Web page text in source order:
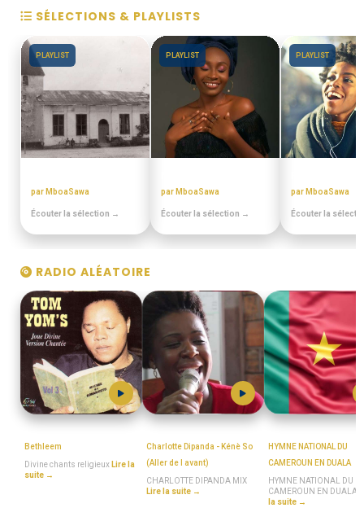
SÉLECTIONS & PLAYLISTS
PLAYLIST
par MboaSawa
Écouter la sélection →
PLAYLIST
par MboaSawa
Écouter la sélection →
PLAYLIST
par MboaSawa
Écouter la
RADIO ALÉATOIRE
Bethleem
Divine chants religieux Lire la
suite →
Charlotte Dipanda - Kénè So
(Aller de l avant)
CHARLOTTE DIPANDA MIX
Lire la suite →
HYMNE NATIONAL DU
CAMEROUN EN DUALA
HYMNE NATIONAL DU
CAMEROUN EN DUALA
la suite →